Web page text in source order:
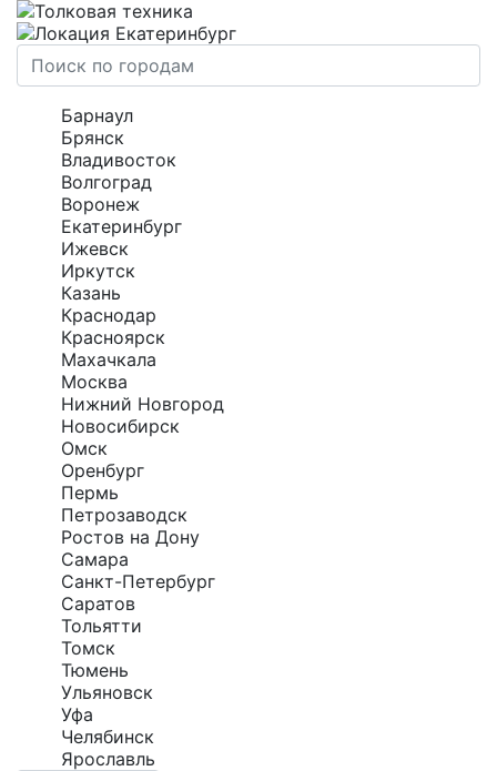
Екатеринбург
Барнаул
Брянск
Владивосток
Волгоград
Воронеж
Екатеринбург
Ижевск
Иркутск
Казань
Краснодар
Красноярск
Махачкала
Москва
Нижний Новгород
Новосибирск
Омск
Оренбург
Пермь
Петрозаводск
Ростов на Дону
Самара
Санкт-Петербург
Саратов
Тольятти
Томск
Тюмень
Ульяновск
Уфа
Челябинск
Ярославль